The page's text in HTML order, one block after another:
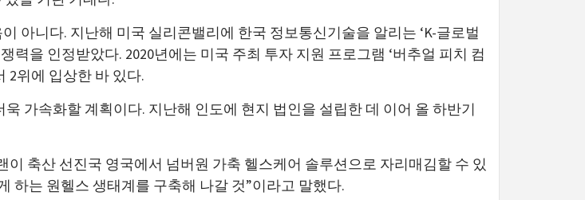
아니다. 지난해 미국 실리콘밸리에 한국 정보통신기술을 알리는 ‘K-글로벌
력을 인정받았다. 2020년에는 미국 주최 투자 지원 프로그램 ‘버추얼 피치 컴
2위에 입상한 바 있다.
가속화할 계획이다. 지난해 인도에 현지 법인을 설립한 데 이어 올 하반기
축산 선진국 영국에서 넘버원 가축 헬스케어 솔루션으로 자리매김할 수 있
하는 원헬스 생태계를 구축해 나갈 것”이라고 말했다.